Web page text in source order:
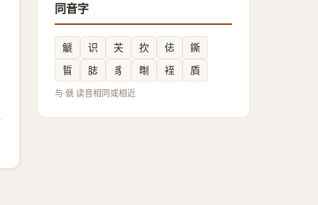
同音字
䚦 识 芖 扻 俧
鐁
䀸
䏯 豸 㫼 䘭 貭
与 傂 读音相同或相近